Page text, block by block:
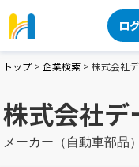
ロ
トップ > 企業検索 > 株式会社
株式会社デ
メーカー（自動車部品）